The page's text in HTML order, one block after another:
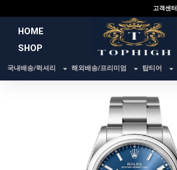
건
너
고객센터
HOME
SHOP
국내배송/럭셔리 해외배송/프리미엄 탑티어